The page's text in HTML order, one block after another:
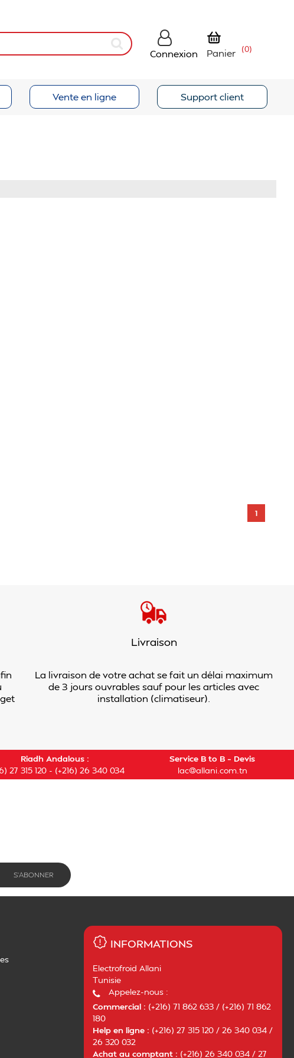
Connexion Panier (0)
Vente en ligne Support client
1
Livraison
La livraison de votre achat se fait un délai maximum
de 3 jours ouvrables sauf pour les articles avec
installation (climatiseur).
Riadh Andalous :
27 315 120 - (+216) 26 340 034
Service B to B – Devis
lac@allani.com.tn
INFORMATIONS
Electrofroid Allani
Tunisie
Appelez-nous :
Commercial : (+216) 71 862 633 / (+216) 71 862
180
Help en ligne : (+216) 27 315 120 / 26 340 034 /
26 320 032
Achat au comptant : (+216) 26 340 034 / 27